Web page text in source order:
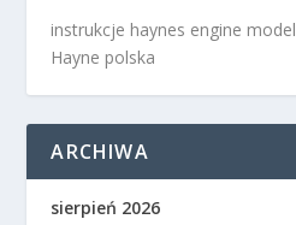
instrukcje haynes engine model
Hayne polska
ARCHIWA
sierpień 2026